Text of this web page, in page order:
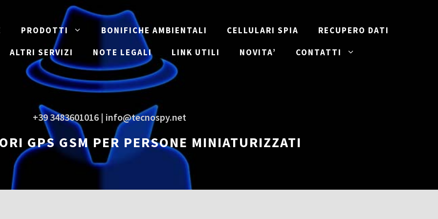
PRODOTTI BONIFICHE AMBIENTALI CELLULARI SPIA RECUPERO DATI
ALTRI SERVIZI NOTE LEGALI LINK UTILI NOVITA’ CONTATTI
+39 3483601016 | info@tecnospy.net
GPS GSM PER PERSONE MINIATURIZZATI